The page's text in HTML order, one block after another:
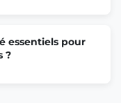
essentiels pour
?